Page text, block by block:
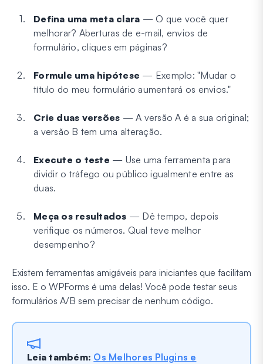
Defina uma meta clara — O que você quer
melhorar? Aberturas de e-mail, envios de
formulário, cliques em páginas?
Formule uma hipótese — Exemplo: "Mudar o
título do meu formulário aumentará os envios."
Crie duas versões — A versão A é a sua original;
a versão B tem uma alteração.
Execute o teste — Use uma ferramenta para
dividir o tráfego ou público igualmente entre as
duas.
Meça os resultados — Dê tempo, depois
verifique os números. Qual teve melhor
desempenho?
Existem ferramentas amigáveis para iniciantes que facilitam
isso. E o WPForms é uma delas! Você pode testar seus
formulários A/B sem precisar de nenhum código.
Leia também: Os Melhores Plugins e